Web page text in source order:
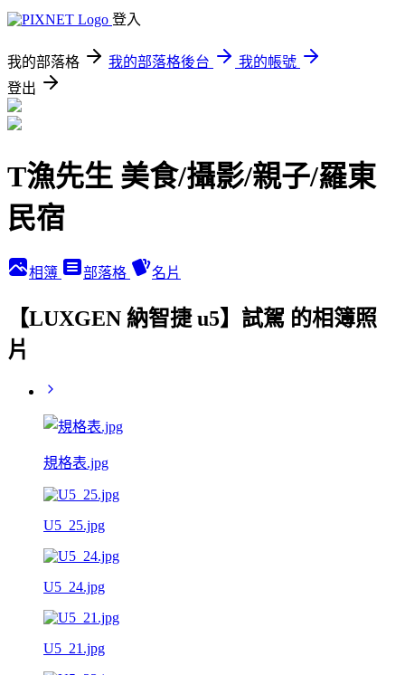
登入
我的部落格 我的部落格後台
我的帳號
登出
T漁先生 美食/攝影/親子/羅東
民宿
相簿 部落格 名片
【LUXGEN 納智捷 u5】試駕 的相簿照
片
規格表.jpg
U5_25.jpg
U5_24.jpg
U5_21.jpg